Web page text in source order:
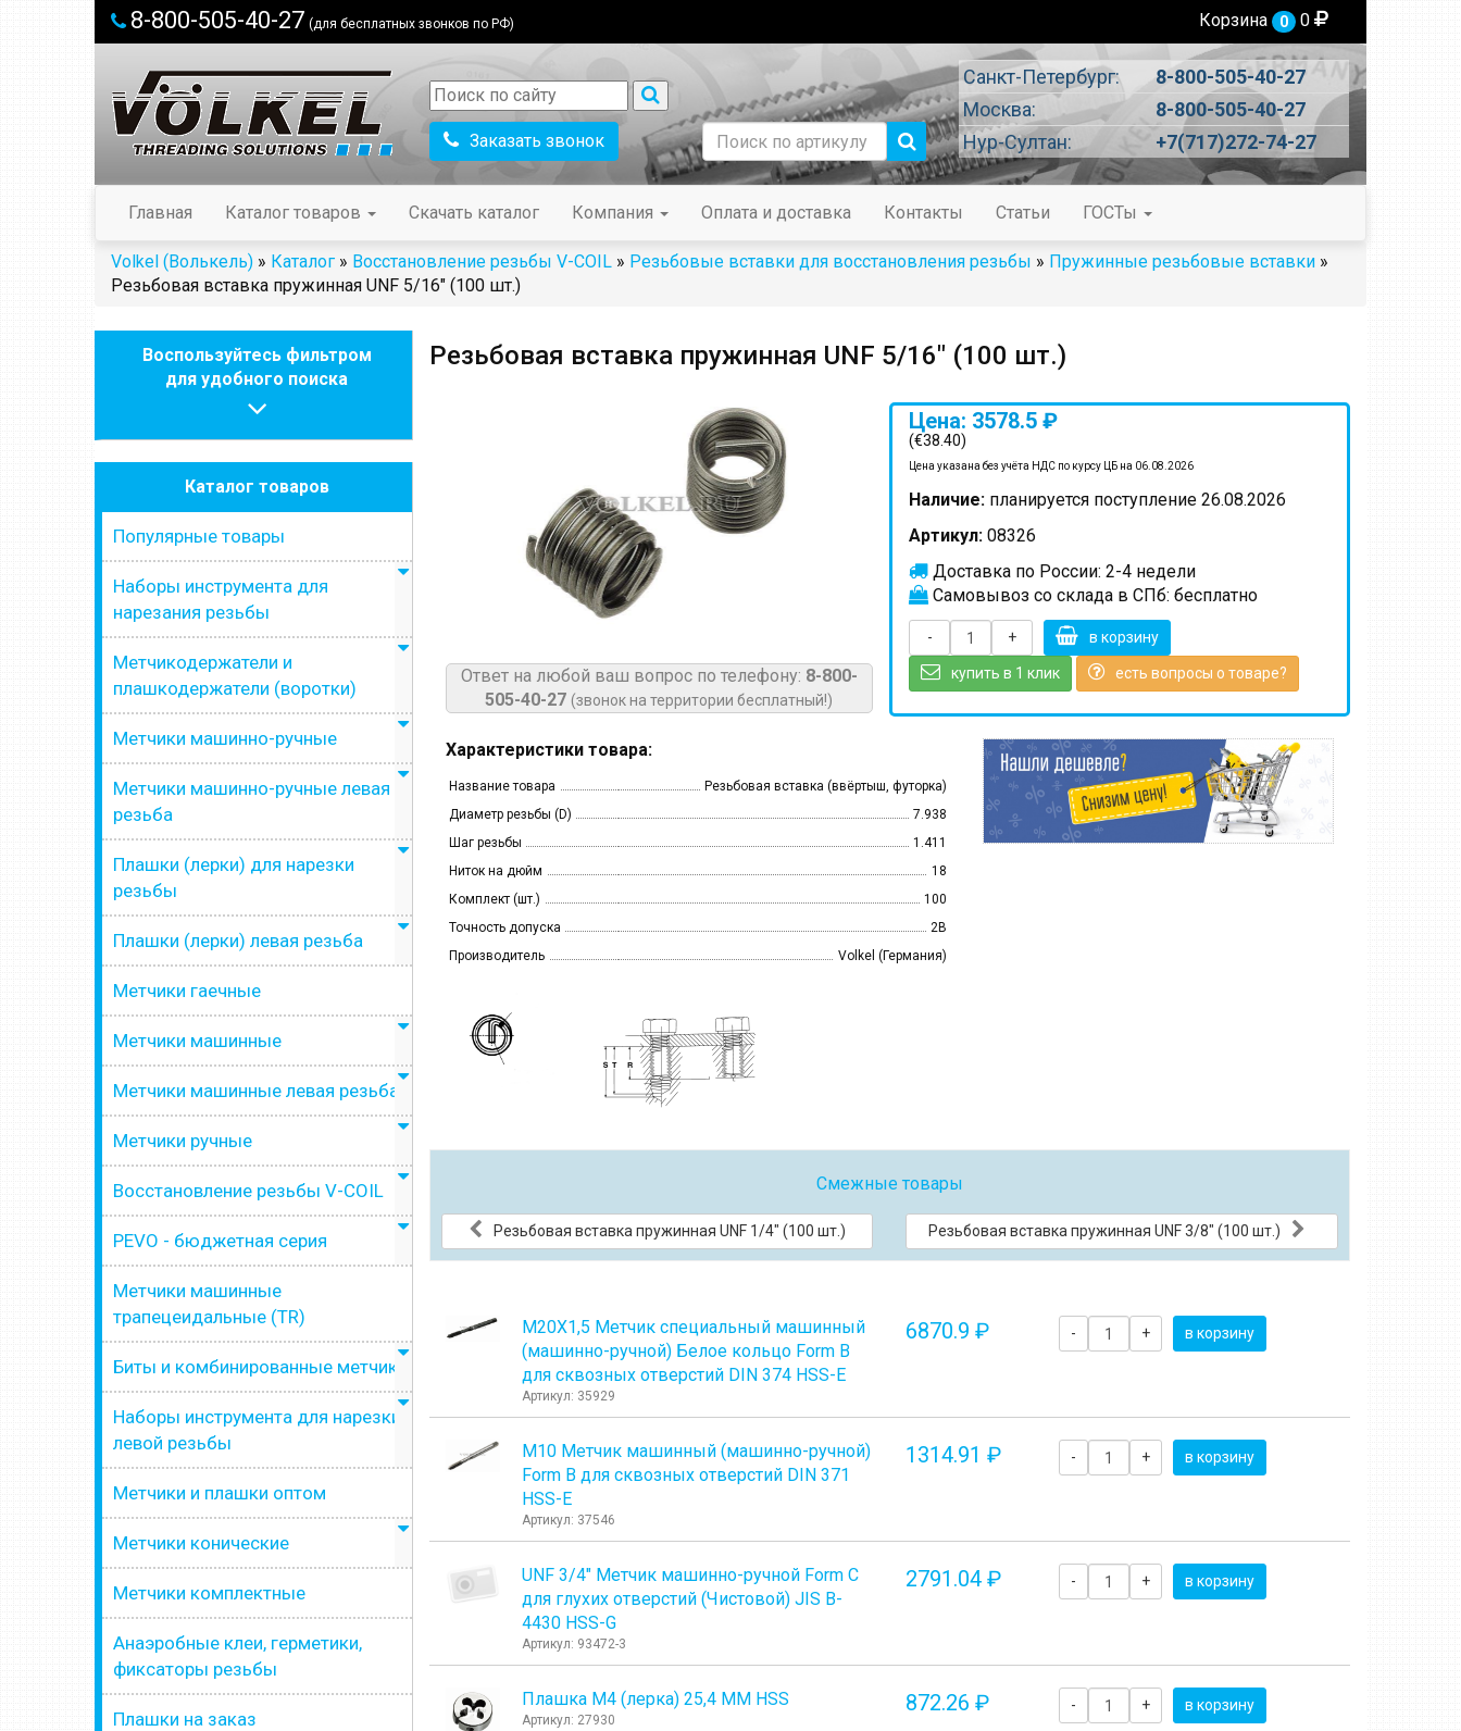
8-800-505-40-27 (для бесплатных звонков по РФ) Корзина 0 0
Заказать звонок
Санкт-Петербург:
8-800-505-40-27
Москва:
8-800-505-40-27
Нур-Султан:
+7(717)272-74-27
Главная Каталог товаров Скачать каталог Компания Оплата и доставка Контакты Статьи ГОСТы
Volkel (Волькель) » Каталог » Восстановление резьбы V-COIL » Резьбовые вставки для восстановления резьбы » Пружинные резьбовые вставки »
Резьбовая вставка пружинная UNF 5/16" (100 шт.)
Воспользуйтесь фильтром
для удобного поиска
Каталог товаров
Популярные товары
Наборы инструмента для
нарезания резьбы
Метчикодержатели и
плашкодержатели (воротки)
Метчики машинно-ручные
Метчики машинно-ручные левая
резьба
Плашки (лерки) для нарезки
резьбы
Плашки (лерки) левая резьба
Метчики гаечные
Метчики машинные
Метчики машинные левая резьба
Метчики ручные
Восстановление резьбы V-COIL
PEVO - бюджетная серия
Метчики машинные
трапецеидальные (TR)
Биты и комбинированные метчики
Наборы инструмента для нарезки
левой резьбы
Метчики и плашки оптом
Метчики конические
Метчики комплектные
Анаэробные клеи, герметики,
фиксаторы резьбы
Плашки на заказ
Резьбовая вставка пружинная UNF 5/16" (100 шт.)
Ответ на любой ваш вопрос по телефону: 8-800-
505-40-27 (звонок на территории бесплатный!)
Цена: 3578.5 ₽
(€38.40)
Цена указана без учёта НДС по курсу ЦБ на 06.08.2026
Наличие: планируется поступление 26.08.2026
Артикул: 08326
Доставка по России: 2-4 недели
Самовывоз со склада в СПб: бесплатно
- + в корзину
купить в 1 клик есть вопросы о товаре?
Характеристики товара:
Название товара
Резьбовая вставка (ввёртыш, футорка)
Диаметр резьбы (D)
7.938
Шаг резьбы
1.411
Ниток на дюйм
18
Комплект (шт.)
100
Точность допуска
2B
Производитель
Volkel (Германия)
Смежные товары
Резьбовая вставка пружинная UNF 1/4" (100 шт.) Резьбовая вставка пружинная UNF 3/8" (100 шт.)
М20Х1,5 Метчик специальный машинный
(машинно-ручной) Белое кольцо Form B
для сквозных отверстий DIN 374 HSS-E
Артикул: 35929
6870.9 ₽ - + в корзину
М10 Метчик машинный (машинно-ручной)
Form B для сквозных отверстий DIN 371
HSS-E
Артикул: 37546
1314.91 ₽ - + в корзину
UNF 3/4" Метчик машинно-ручной Form C
для глухих отверстий (Чистовой) JIS B-
4430 HSS-G
Артикул: 93472-3
2791.04 ₽ - + в корзину
Плашка М4 (лерка) 25,4 ММ HSS
Артикул: 27930
872.26 ₽ - + в корзину